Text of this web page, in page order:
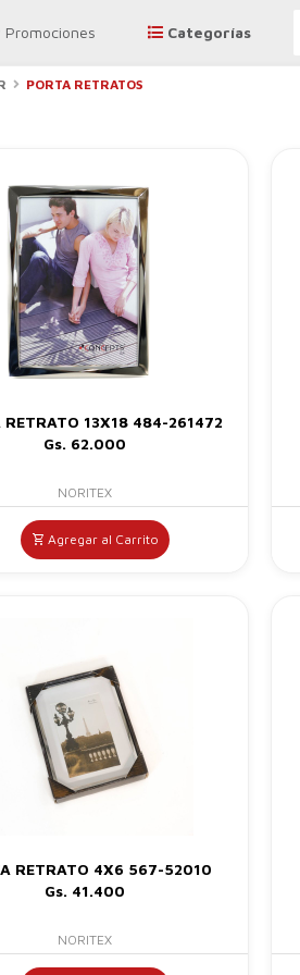
Categorías
PORTA RETRATOS
RETRATO 13X18 484-261472
Gs. 62.000
NORITEX
Agregar al Carrito
RETRATO 4X6 567-52010
Gs. 41.400
NORITEX